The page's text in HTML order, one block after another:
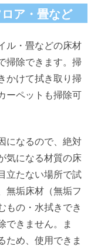
ア・畳など
ル・畳などの床材
掃除できます。掃
かけて拭き取り掃
ーペットも掃除可
になるので、絶対
気になる材質の床
立たない場所で試
無垢床材（無垢フ
もの・水拭きでき
できません。ま
ため、使用できま